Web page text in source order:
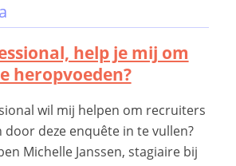
help je mij om
heropvoeden?
wil mij helpen om recruiters
deze enquête in te vullen?
Michelle Janssen, stagiaire bij